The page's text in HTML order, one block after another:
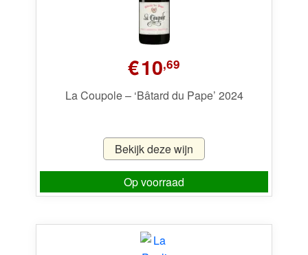
€10,69
La Coupole – ‘Bâtard du Pape’ 2024
Bekijk deze wijn
Op voorraad